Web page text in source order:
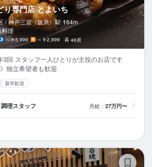
り専門店 とよいち
/ 神戸三宮（阪急）駅 164m
料理
～￥3,999 ～￥2,999 46席
3回 スタッフ一人ひとりが主役のお店です
独立希望者も歓迎
新卒歓迎
理スタッフ 月給： 27万円〜